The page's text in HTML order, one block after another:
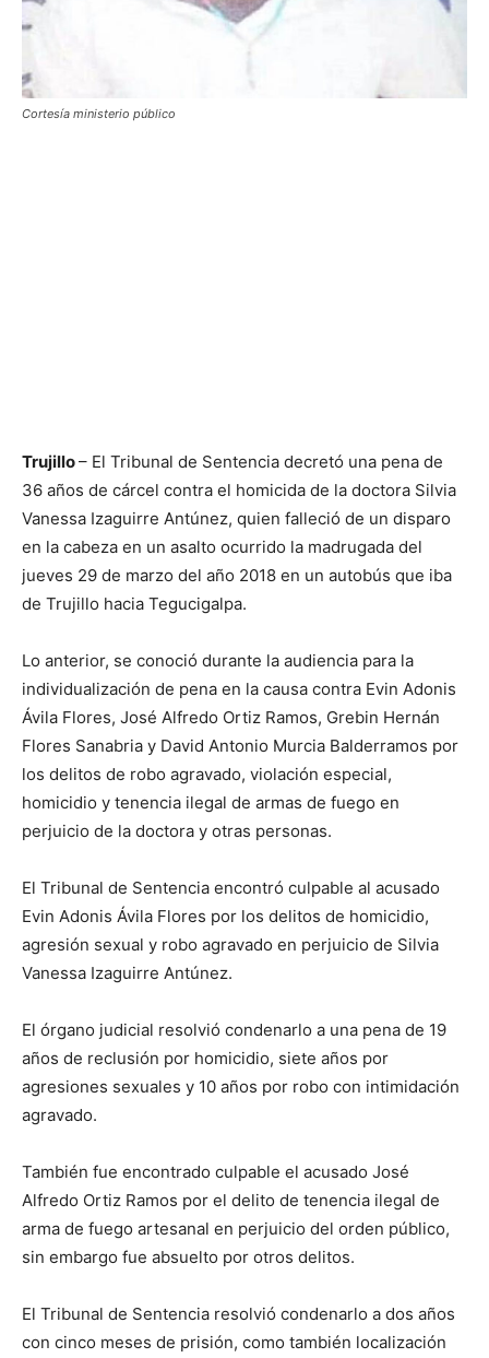
Cortesía ministerio público
Trujillo– El Tribunal de Sentencia decretó una pena de
36 años de cárcel contra el homicida de la doctora Silvia
Vanessa Izaguirre Antúnez, quien falleció de un disparo
en la cabeza en un asalto ocurrido la madrugada del
jueves 29 de marzo del año 2018 en un autobús que iba
de Trujillo hacia Tegucigalpa.
Lo anterior, se conoció durante la audiencia para la
individualización de pena en la causa contra Evin Adonis
Ávila Flores, José Alfredo Ortiz Ramos, Grebin Hernán
Flores Sanabria y David Antonio Murcia Balderramos por
los delitos de robo agravado, violación especial,
homicidio y tenencia ilegal de armas de fuego en
perjuicio de la doctora y otras personas.
El Tribunal de Sentencia encontró culpable al acusado
Evin Adonis Ávila Flores por los delitos de homicidio,
agresión sexual y robo agravado en perjuicio de Silvia
Vanessa Izaguirre Antúnez.
El órgano judicial resolvió condenarlo a una pena de 19
años de reclusión por homicidio, siete años por
agresiones sexuales y 10 años por robo con intimidación
agravado.
También fue encontrado culpable el acusado José
Alfredo Ortiz Ramos por el delito de tenencia ilegal de
arma de fuego artesanal en perjuicio del orden público,
sin embargo fue absuelto por otros delitos.
El Tribunal de Sentencia resolvió condenarlo a dos años
con cinco meses de prisión, como también localización